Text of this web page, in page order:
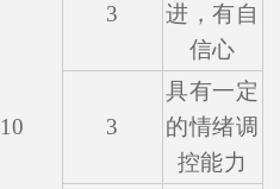
10
3
进，有自
信心
3
具有一定
的情绪调
控能力